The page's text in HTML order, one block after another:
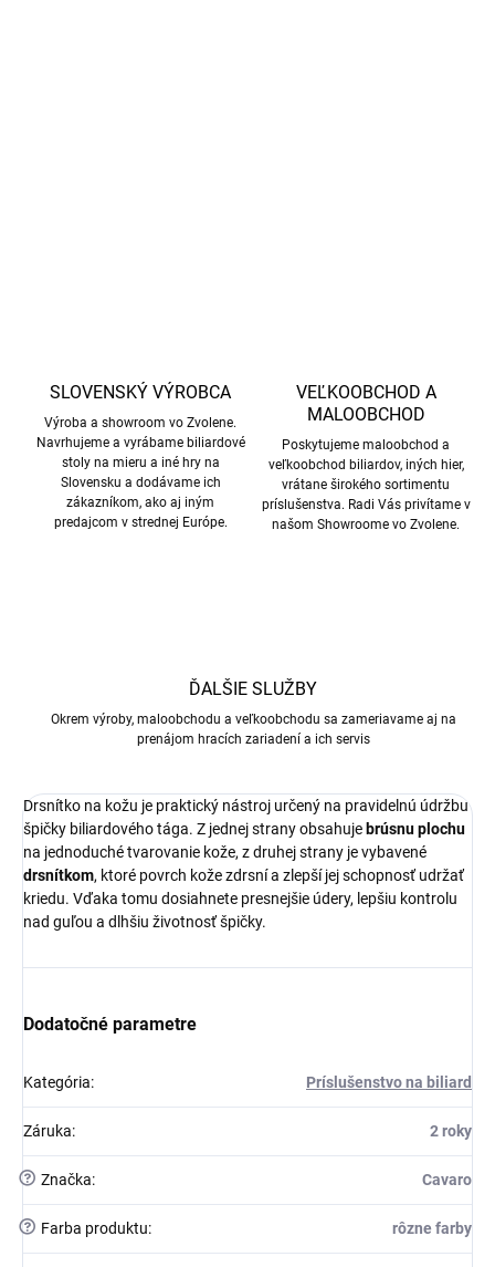
SLOVENSKÝ VÝROBCA
Výroba a showroom vo Zvolene.
Navrhujeme a vyrábame biliardové
stoly na mieru a iné hry na
Slovensku a dodávame ich
zákazníkom, ako aj iným
predajcom v strednej Európe.
VEĽKOOBCHOD A
MALOOBCHOD
Poskytujeme maloobchod a
veľkoobchod biliardov, iných hier,
vrátane širokého sortimentu
príslušenstva. Radi Vás privítame v
našom Showroome vo Zvolene.
ĎALŠIE SLUŽBY
Okrem výroby, maloobchodu a veľkoobchodu sa zameriavame aj na
prenájom hracích zariadení a ich servis
Drsnítko na kožu je praktický nástroj určený na pravidelnú údržbu
špičky biliardového tága. Z jednej strany obsahuje brúsnu plochu
na jednoduché tvarovanie kože, z druhej strany je vybavené
drsnítkom, ktoré povrch kože zdrsní a zlepší jej schopnosť udržať
kriedu. Vďaka tomu dosiahnete presnejšie údery, lepšiu kontrolu
nad guľou a dlhšiu životnosť špičky.
Dodatočné parametre
Kategória: Príslušenstvo na biliard
Záruka: 2 roky
? Značka: Cavaro
? Farba produktu: rôzne farby